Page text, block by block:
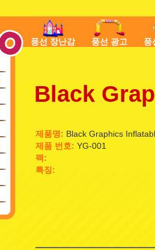
풍선 장난감 풍선 광고 풍
Black
제품명: Black Graphics
제품 번호: YG-001
팩:
특징: